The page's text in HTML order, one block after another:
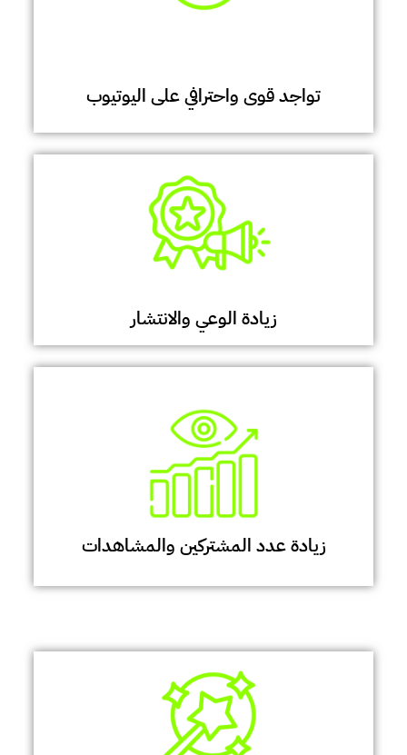
تواجد قوى واحترافي على اليوتيوب
زيادة الوعي والانتشار
زيادة عدد المشتركين والمشاهدات